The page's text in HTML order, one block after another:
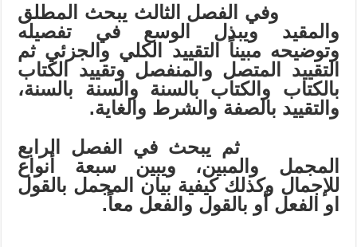
وفي الفصل الثالث يبحث المطلق
والمقيد ويبذل الوسع في تفصيله
وتوضيحه مبيناً التقييد الكلي والجزئي ثم
التقييد المتصل والمنفصل وتقييد الكتاب
بالكتاب والكتاب بالسنة والسنة بالسنة،
والتقييد بالصفة والشرط والغاية.
ثم يبحث في الفصل الرابع
المجمل والمبين، ويبين سبعة أنواع
للإجمال وكذلك كيفية بيان المجمل بالقول
او الفعل أو بالقول والفعل معاً.